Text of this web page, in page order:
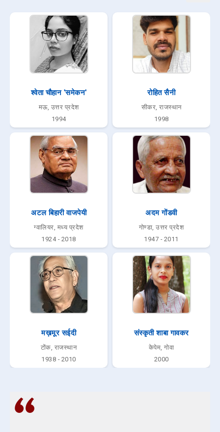
श्वेता चौहान 'समेकन'
मऊ, उत्तर प्रदेश
1994
रोहित सैनी
सीकर, राजस्थान
1998
अटल बिहारी वाजपेयी
ग्वालियर, मध्य प्रदेश
1924 - 2018
अदम गोंडवी
गोण्डा, उत्तर प्रदेश
1947 - 2011
मख़मूर सईदी
टोंक, राजस्थान
1938 - 2010
संस्कृती शाबा गावकर
केपेम, गोवा
2000